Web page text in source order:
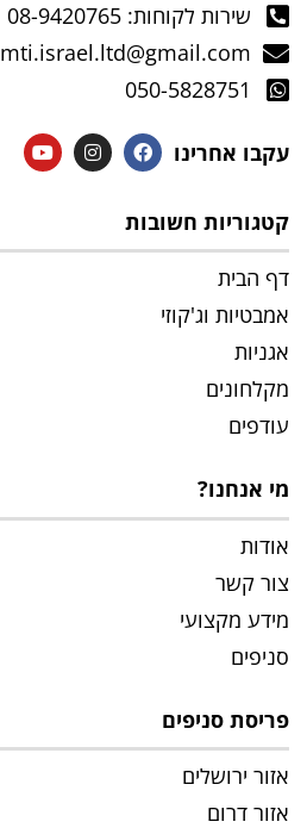
שירות לקוחות: 08-9420765
mti.israel.ltd@gmail.com
050-5828751
עקבו אחרינו
קטגוריות חשובות
דף הבית
אמבטיות וג'קוזי
אגניות
מקלחונים
עודפים
מי אנחנו?
אודות
צור קשר
מידע מקצועי
סניפים
פריסת סניפים
אזור ירושלים
אזור דרום